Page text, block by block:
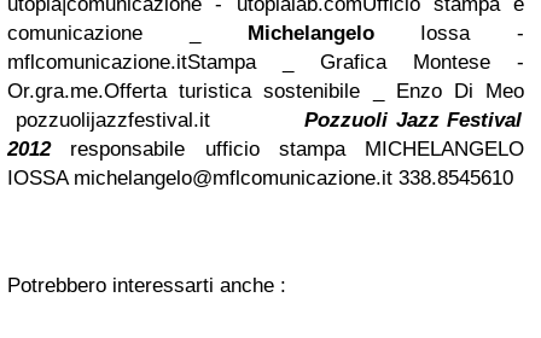
comunicazione _ MichelangeloIossa -
mflcomunicazione.itStampa _ Grafica Montese -
Or.gra.me.Offerta turistica sostenibile _ Enzo Di Meo
pozzuolijazzfestival.it
Pozzuoli Jazz Festival
2012 responsabile ufficio stampa MICHELANGELO
IOSSA michelangelo@mflcomunicazione.it 338.8545610
Potrebbero interessarti anche :